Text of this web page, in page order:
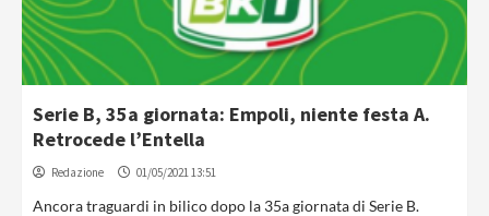
Serie B, 35a giornata: Empoli, niente festa A.
Retrocede l’Entella
Redazione 01/05/2021 13:51
Ancora traguardi in bilico dopo la 35a giornata di Serie B.